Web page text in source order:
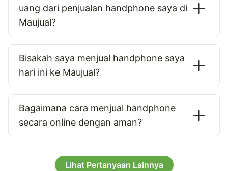
uang dari penjualan handphone saya di
Maujual?
Bisakah saya menjual handphone saya
hari ini ke Maujual?
Bagaimana cara menjual handphone
secara online dengan aman?
Lihat Pertanyaan Lainnya